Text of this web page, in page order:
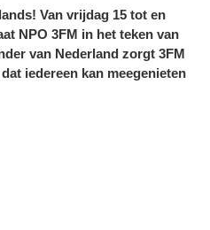
Van vrijdag 15 tot en
NPO 3FM in het teken van
van Nederland zorgt 3FM
iedereen kan meegenieten